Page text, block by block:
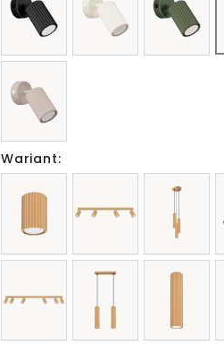
Wariant: